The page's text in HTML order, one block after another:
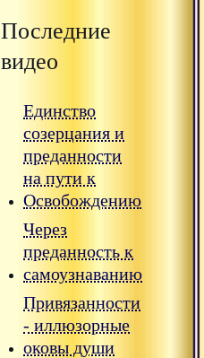
Последние
видео
Единство
созерцания и
преданности
на пути к
Освобождению
Через
преданность к
самоузнаванию
Привязанности
- иллюзорные
оковы души